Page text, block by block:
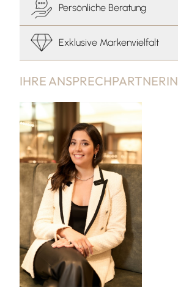
IHRE ANSPRECHPARTNERIN
Persönliche Beratung
Exklusive Markenvielfalt